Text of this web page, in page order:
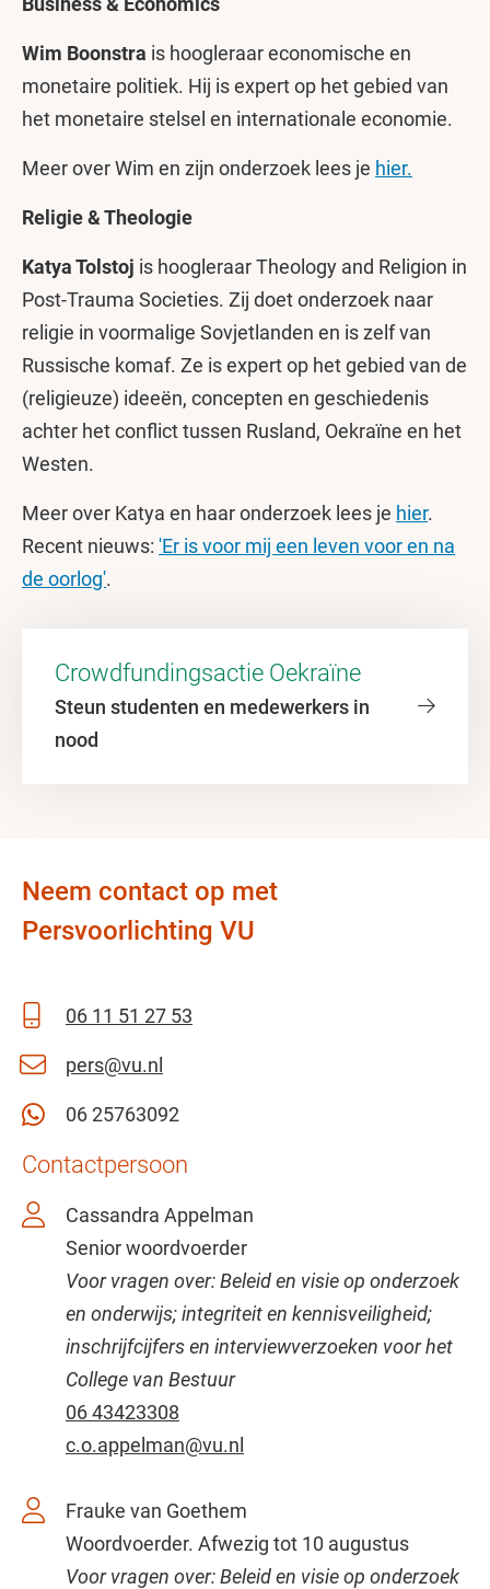
Wim Boonstra is hoogleraar economische en
monetaire politiek. Hij is expert op hetgebied van
het monetaire stelsel en internationale economie.
Meer over Wim en zijn onderzoek lees je hier.
Religie & Theologie
Katya Tolstoj is hoogleraar Theology and Religion in
Post-Trauma Societies. Zij doet onderzoek naar
religie in voormalige Sovjetlanden en is zelf van
Russische komaf. Ze is expert op het gebied van de
(religieuze) ideeën, concepten en geschiedenis
achter het conflict tussen Rusland, Oekraïne en het
Westen.
Meer over Katya en haar onderzoek lees je hier.
Recent nieuws: 'Er is voor mij een leven voor en na
de oorlog'.
Crowdfundingsactie Oekraïne
Steun studenten en medewerkers in
nood
Neem contact op met
Persvoorlichting VU
06 11 51 27 53
pers@vu.nl
06 25763092
Contactpersoon
Cassandra Appelman
Senior woordvoerder
Voor vragen over: Beleid en visie op onderzoek
en onderwijs; integriteit en kennisveiligheid;
inschrijfcijfers en interviewverzoeken voor het
College van Bestuur
06 43423308
c.o.appelman@vu.nl
Frauke van Goethem
Woordvoerder. Afwezig tot 10 augustus
Voor vragen over: Beleid en visie op onderzoek